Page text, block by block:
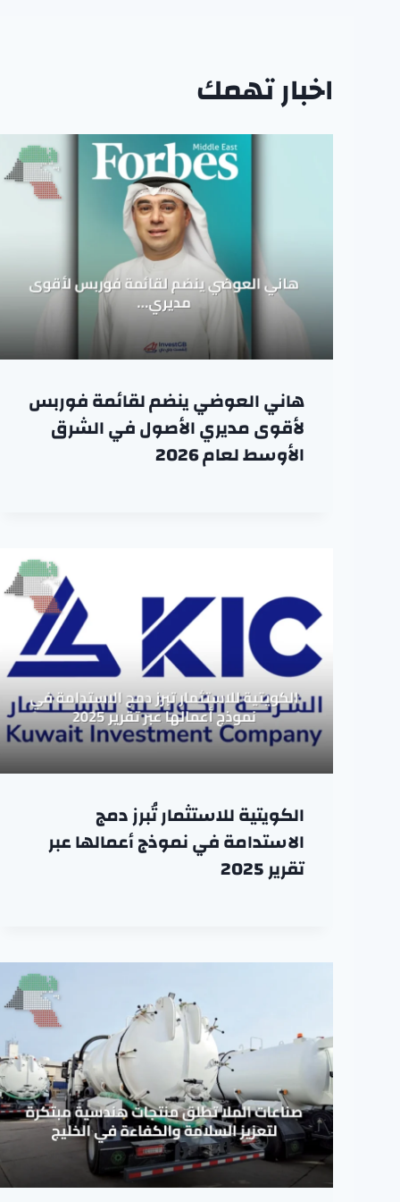
اخبار تهمك
هاني العوضي ينضم لقائمة فوربس
لأقوى مديري الأصول في الشرق
الأوسط لعام 2026
الكويتية للاستثمار تُبرز دمج
الاستدامة في نموذج أعمالها عبر
تقرير 2025